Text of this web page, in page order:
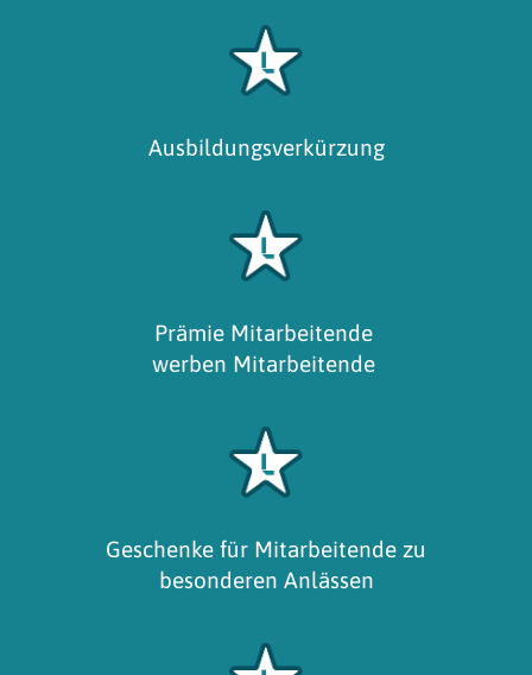
Ausbildungsverkürzung
Prämie Mitarbeitende
werben Mitarbeitende
Geschenke für Mitarbeitende zu
besonderen Anlässen